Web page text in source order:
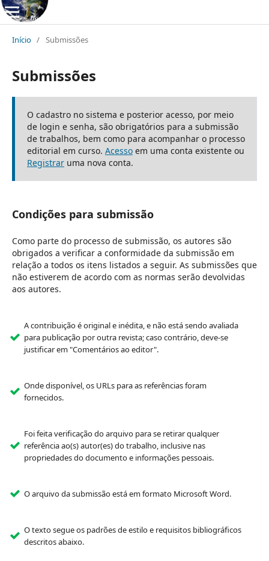
Início / Submissões
Submissões
O cadastro no sistema e posterior acesso, por meio
de login e senha, são obrigatórios para a submissão
de trabalhos, bem como para acompanhar o processo
editorial em curso. Acessoem uma conta existente ou
Registraruma nova conta.
Condições para submissão
Como parte do processo de submissão, os autores são
obrigados a verificar a conformidade da submissão em
relação a todos os itens listados a seguir. As submissões que
não estiverem de acordo com as normas serão devolvidas
aos autores.
A contribuição é original e inédita, e não está sendo avaliada
para publicação por outra revista; caso contrário, deve-se
justificar em "Comentários ao editor".
Onde disponível, os URLs para as referências foram
fornecidos.
Foi feita verificação do arquivo para se retirar qualquer
referência ao(s) autor(es) do trabalho, inclusive nas
propriedades do documento e informações pessoais.
O arquivo da submissão está em formato Microsoft Word.
O texto segue os padrões de estilo e requisitos bibliográficos
descritos abaixo.